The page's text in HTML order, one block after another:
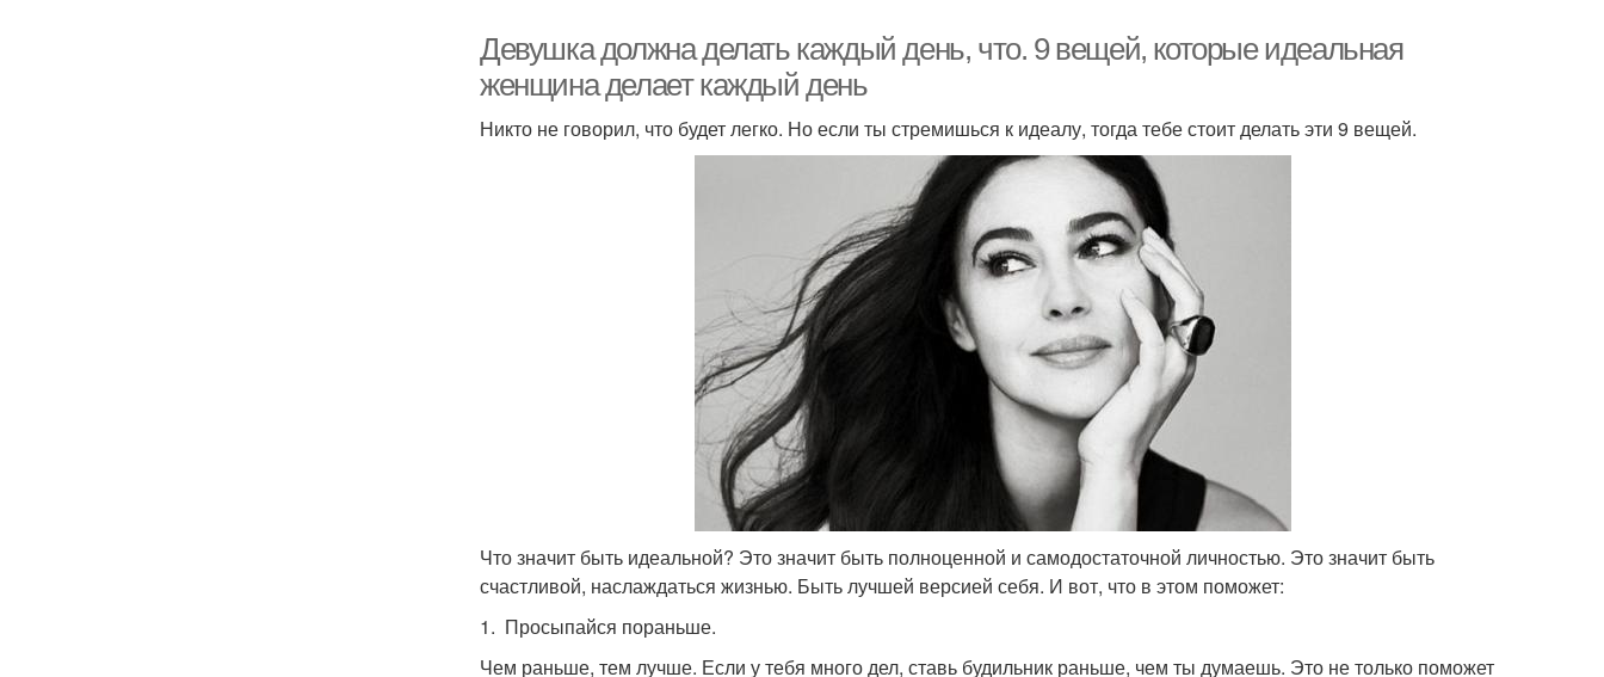
Девушка должна делать каждый день, что. 9 вещей, которые идеальная
женщина делает каждый день
Никто не говорил, что будет легко. Но если ты стремишься к идеалу, тогда тебе стоит делать эти 9 вещей.
Что значит быть идеальной? Это значит быть полноценной и самодостаточной личностью. Это значит быть
счастливой, наслаждаться жизнью. Быть лучшей версией себя. И вот, что в этом поможет:
1. Просыпайся пораньше.
Чем раньше, тем лучше. Если у тебя много дел, ставь будильник раньше, чем ты думаешь. Это не только поможет